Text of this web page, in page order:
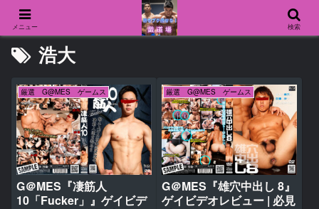
浩大
厳選 G@MES ゲームス
G＠MES『凄筋人
10「Fucker」』ゲイビデ
厳選 G@MES ゲームス
G＠MES『雄穴中出し 8』
ゲイビデオレビュー | 必見
メニュー 検索